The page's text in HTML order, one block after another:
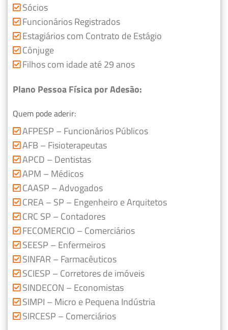
Sócios
Funcionários Registrados
Estagiários com Contrato de Estágio
Cônjuge
Filhos com idade até 29 anos
Plano Pessoa Física por Adesão:
Quem pode aderir:
AFPESP – Funcionários Públicos
AFB – Fisioterapeutas
APCD – Dentistas
APM – Médicos
CAASP – Advogados
CREA – SP – Engenheiro e Arquitetos
CRC SP – Contadores
FECOMERCIO – Comerciários
SEESP – Enfermeiros
SINFAR – Farmacêuticos
SCIESP – Corretores de imóveis
SINDECON – Economistas
SIMPI – Micro e Pequena Indústria
SIRCESP – Comerciários